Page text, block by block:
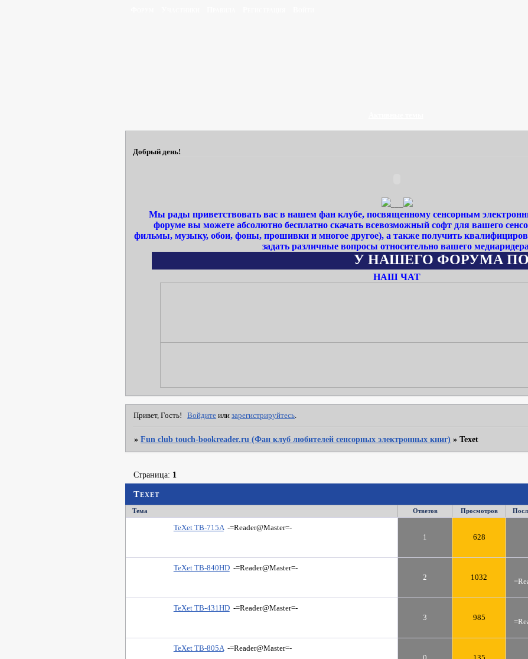
Добрый день!
___
Мы рады приветствовать вас в нашем фан клубе, посвященному сенсорным
форуме вы можете абсолютно бесплатно скачать всевозможный софт для вашего
фильмы, музыку, обои, фоны, прошивки и многое другое), а также получить
задать различные вопросы относительно вашего
У НАШЕГО ФОРУМА
НАШ ЧАТ
Привет, Гость! Войдите илизарегистрируйтесь
»Fun club touch-bookreader.ru (Фан клуб любителей сенсорных электронных книг) »Texet
Texet
Страница: 1
Тема Ответов Просмотров
TeXet TB-715A -=Reader@Master=-
1
628
TeXet TB-840HD -=Reader@Master=-
2
1032
TeXet TB-431HD -=Reader@Master=-
3
985
TeXet TB-805A -=Reader@Master=-